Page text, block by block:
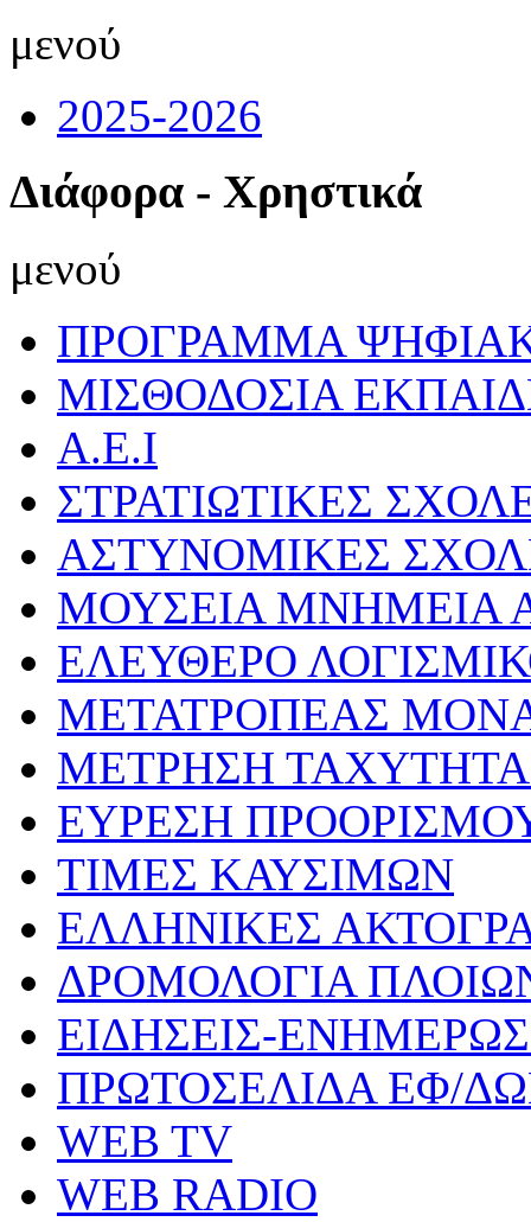
μενού
2025-2026
Διάφορα - Χρηστικά
μενού
ΠΡΟΓΡΑΜΜΑ
ΜΙΣΘΟΔΟΣΙΑ
Α.Ε.Ι
ΣΤΡΑΤΙΩΤΙΚΕΣ
ΑΣΤΥΝΟΜΙΚΕΣ
ΜΟΥΣΕΙΑ ΜΝΗΜΕΙΑ
ΕΛΕΥΘΕΡΟ
ΜΕΤΑΤΡΟΠΕΑΣ
ΜΕΤΡΗΣΗ
ΕΥΡΕΣΗ
ΤΙΜΕΣ ΚΑΥΣΙΜΩΝ
ΕΛΛΗΝΙΚΕΣ
ΔΡΟΜΟΛΟΓΙΑ
ΕΙΔΗΣΕΙΣ-
ΠΡΩΤΟΣΕΛΙΔΑ ΕΦ/
WEB TV
WEB RADIO